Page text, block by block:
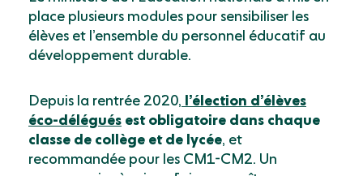
place plusieurs modules pour sensibiliser les
élèves et l’ensemble du personnel éducatif au
développement durable.
Depuis la rentrée 2020, l’élection d’élèves
éco-délégués est obligatoire dans chaque
classe de collège et de lycée, et
recommandée pour les CM1-CM2. Un